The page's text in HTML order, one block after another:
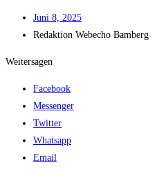
Juni 8, 2025
Redak­ti­on Web­echo Bamberg
Weitersagen
Facebook
Messenger
Twitter
Whatsapp
Email